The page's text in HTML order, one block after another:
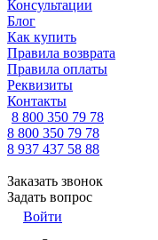
Консультации
Блог
Как купить
Правила возврата
Правила оплаты
Реквизиты
Контакты
8 800 350 79 78
8 800 350 79 78
8 937 437 58 88
Заказать звонок
Задать вопрос
Войти